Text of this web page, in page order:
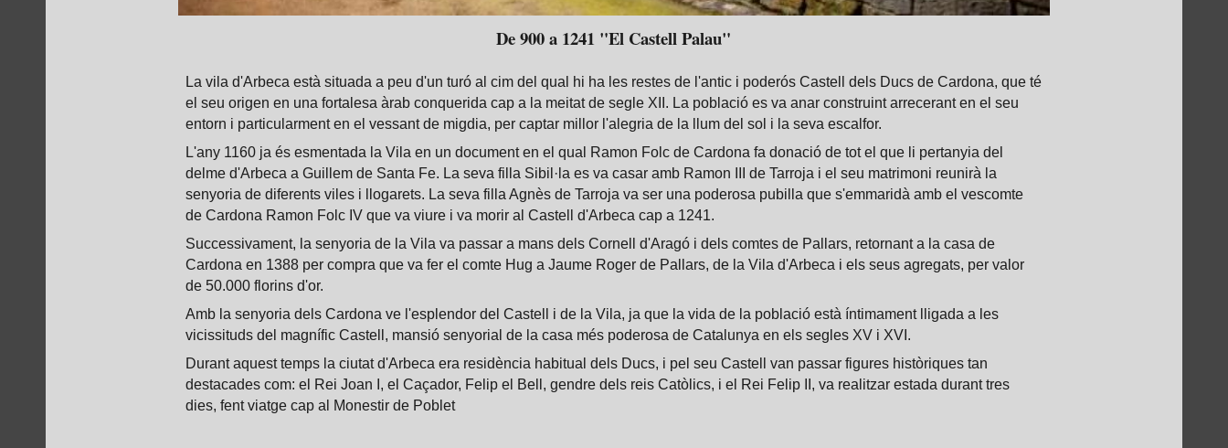
De 900 a 1241 "El Castell Palau"
La vila d'Arbeca està situada a peu d'un turó al cim del qual hi ha les restes de l'antic i poderós Castell dels Ducs de Cardona, que té
el seu origen en una fortalesa àrab conquerida cap a la meitat de segle XII. La població es va anar construint arrecerant en el seu
entorn i particularment en el vessant de migdia, per captar millor l'alegria de la llum del sol i la seva escalfor.
L'any 1160 ja és esmentada la Vila en un document en el qual Ramon Folc de Cardona fa donació de tot el que li pertanyia del
delme d'Arbeca a Guillem de Santa Fe. La seva filla Sibil·la es va casar amb Ramon III de Tarroja i el seu matrimoni reunirà la
senyoria de diferents viles i llogarets. La seva filla Agnès de Tarroja va ser una poderosa pubilla que s'emmaridà amb el vescomte
de Cardona Ramon Folc IV que va viure i va morir al Castell d'Arbeca cap a 1241.
Successivament, la senyoria de la Vila va passar a mans dels Cornell d'Aragó i dels comtes de Pallars, retornant a la casa de
Cardona en 1388 per compra que va fer el comte Hug a Jaume Roger de Pallars, de la Vila d'Arbeca i els seus agregats, per valor
de 50.000 florins d'or.
Amb la senyoria dels Cardona ve l'esplendor del Castell i de la Vila, ja que la vida de la població està íntimament lligada a les
vicissituds del magnífic Castell, mansió senyorial de la casa més poderosa de Catalunya en els segles XV i XVI.
Durant aquest temps la ciutat d'Arbeca era residència habitual dels Ducs, i pel seu Castell van passar figures històriques tan
destacades com: el Rei Joan I, el Caçador, Felip el Bell, gendre dels reis Catòlics, i el Rei Felip II, va realitzar estada durant tres
dies, fent viatge cap al Monestir de Poblet